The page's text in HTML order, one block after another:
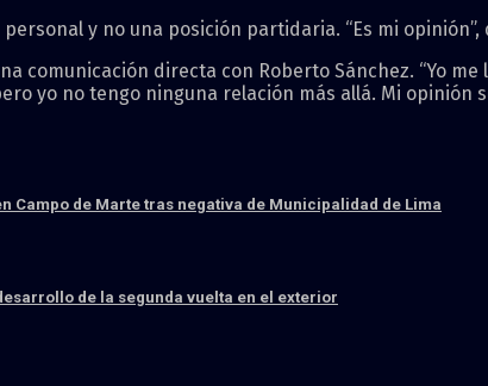
y no una posición partidaria. “Es mi opinión”,
comunicación directa con Roberto Sánchez. “Yo
yo no tengo ninguna relación más allá. Mi opinión
de Marte tras negativa de Municipalidad de Lima
de la segunda vuelta en el exterior